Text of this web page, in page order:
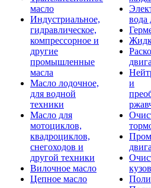
масло
Индустриальное,
гидравлическое,
компрессорное и
другие
промышленные
масла
Масло лодочное,
для водной
техники
Масло для
мотоциклов,
квадроциклов,
снегоходов и
другой техники
Вилочное масло
Цепное масло
вода
и